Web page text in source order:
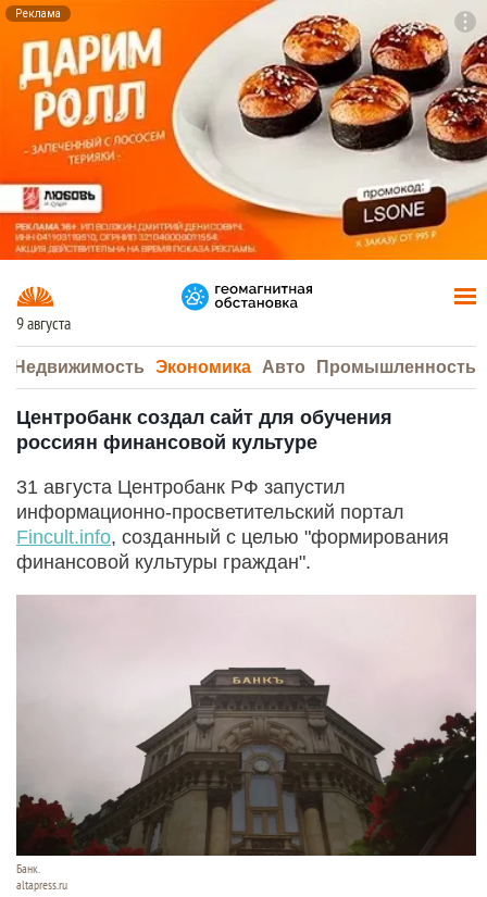
Реклама
9 августа
Недвижимость Экономика Авто Промышленность
Центробанк создал сайт для обучения
россиян финансовой культуре
31 августа Центробанк РФ запустил
информационно-просветительский портал
Fincult.info, созданный с целью "формирования
финансовой культуры граждан".
Банк.
altapress.ru